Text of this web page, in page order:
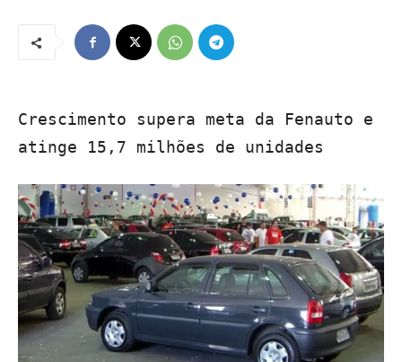
Crescimento supera meta da Fenauto e
atinge 15,7 milhões de unidades